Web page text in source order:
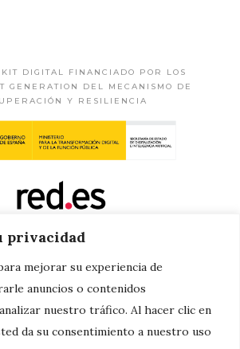
privacidad
mejorar su experiencia de
anuncios o contenidos
nuestro tráfico. Al hacer clic en
da su consentimiento a nuestro uso
DIGITAL FINANCIADO POR LOS
GENERATION DEL MECANISMO DE
Y RESILIENCIA